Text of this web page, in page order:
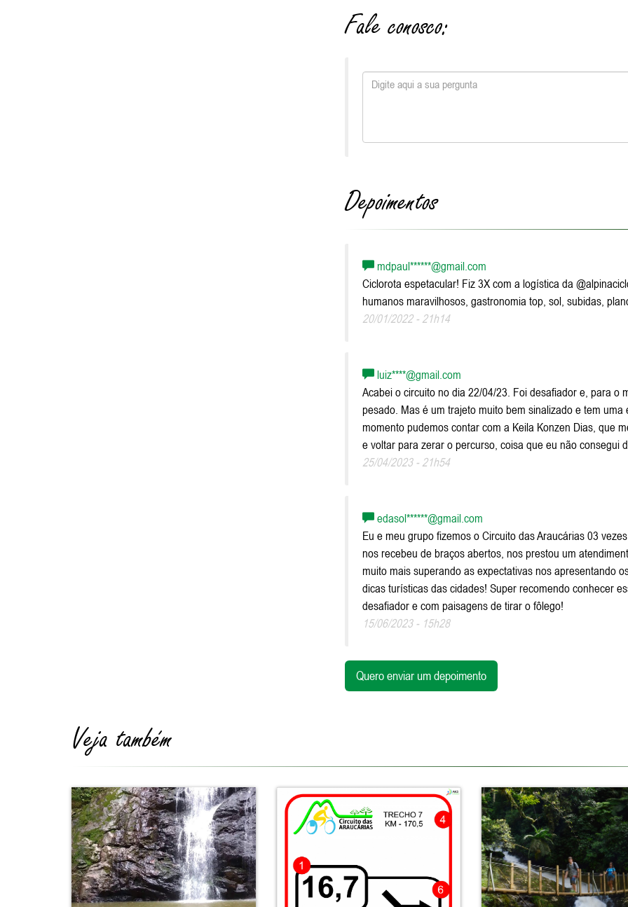
Fale conosco:
Depoimentos
mdpaul******@gmail.com
Ciclorota espetacular! Fiz 3X com a logística da
humanos maravilhosos, gastronomia top, sol, subidas,
20/01/2022 - 21h14
luiz****@gmail.com
Acabei o circuito no dia 22/04/23. Foi desafiador e, para o
pesado. Mas é um trajeto muito bem sinalizado e tem
momento pudemos contar com a Keila Konzen Dias, que
e voltar para zerar o percurso, coisa que eu não consegui
25/04/2023 - 21h54
edasol******@gmail.com
Eu e meu grupo fizemos o Circuito das Araucárias 03
nos recebeu de braços abertos, nos prestou um
muito mais superando as expectativas nos apresentando
dicas turísticas das cidades! Super recomendo conhecer
desafiador e com paisagens de tirar o fôlego!
15/06/2023 - 15h28
Quero enviar um depoimento
Veja também